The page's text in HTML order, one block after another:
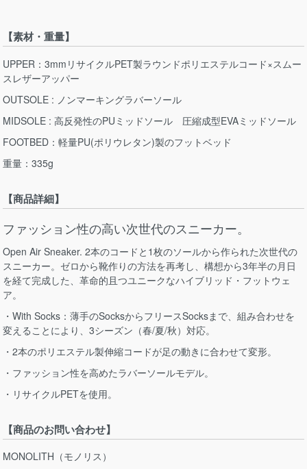
【素材・重量】
UPPER：3mmリサイクルPET製ラウンドポリエステルコード×スムー
スレザーアッパー
OUTSOLE : ノンマーキングラバーソール
MIDSOLE : 高反発性のPUミッドソール 圧縮成型EVAミッドソール
FOOTBED：軽量PU(ポリウレタン)製のフットベッド
重量：335g
【商品詳細】
ファッション性の高い次世代のスニーカー。
Open Air Sneaker. 2本のコードと1枚のソールから作られた次世代の
スニーカー。ゼロから靴作りの方法を再考し、構想から3年半の月日
を経て完成した、革命的且つユニークなハイブリッド・フットウェ
ア。
・With Socks：薄手のSocksからフリースSocksまで、組み合わせを
変えることにより、3シーズン（春/夏/秋）対応。
・2本のポリエステル製伸縮コードが足の動きに合わせて変形。
・ファッション性を高めたラバーソールモデル。
・リサイクルPETを使用。
【商品のお問い合わせ】
MONOLITH（モノリス）